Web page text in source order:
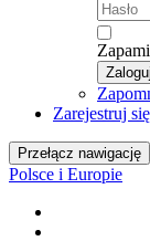
Zaloguj
Zarejestruj się
Przełącz nawigację
Polsce i Europie